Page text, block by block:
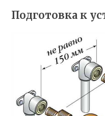
Подготовка к